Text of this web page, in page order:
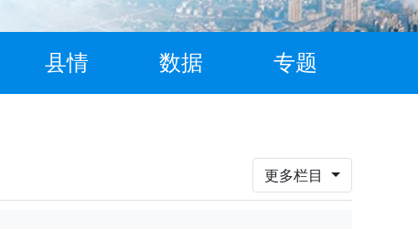
县情 数据 专题
更多栏目